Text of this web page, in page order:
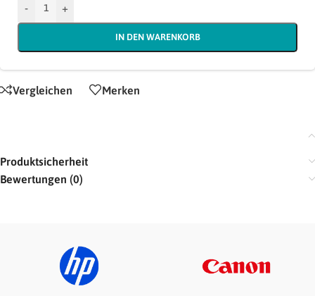
- +
IN DEN WARENKORB
Vergleichen Merken
Produktsicherheit
Bewertungen (0)